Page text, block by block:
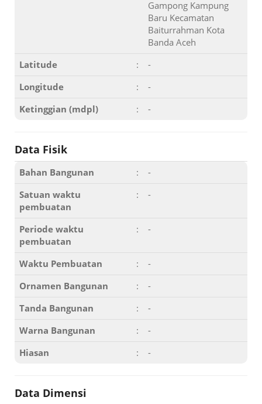
Gampong Kampung
Baru Kecamatan
Baiturrahman Kota
Banda Aceh
Latitude
:
-
Longitude
:
-
Ketinggian (mdpl)
: -
Data Fisik
Bahan Bangunan :
-
Satuan waktu
pembuatan
: -
Periode waktu
pembuatan
: -
Waktu Pembuatan :
-
Ornamen Bangunan
:
-
Tanda Bangunan
:
-
Warna Bangunan
:
-
Hiasan
: -
Data Dimensi